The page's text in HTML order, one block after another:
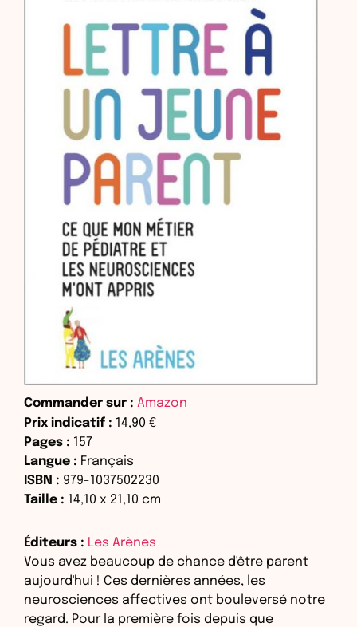
Commander sur : Amazon
Prix indicatif : 14,90 €
Pages : 157
Langue : Français
ISBN : 979-1037502230
Taille : 14,10 x 21,10 cm
Éditeurs : Les Arènes
Vous avez beaucoup de chance d'être parent
aujourd'hui ! Ces dernières années, les
neurosciences affectives ont bouleversé notre
regard. Pour la première fois depuis que